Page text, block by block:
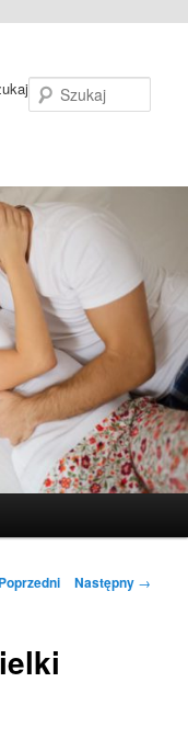
Poprzedni Następny →